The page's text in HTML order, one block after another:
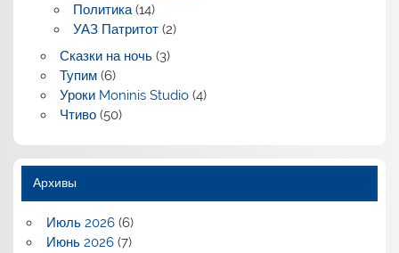
Политика(14)
УАЗ Патритот(2)
Сказки на ночь(3)
Тупим(6)
Уроки Moninis Studio(4)
Чтиво(50)
Архивы
Июль 2026(6)
Июнь 2026(7)